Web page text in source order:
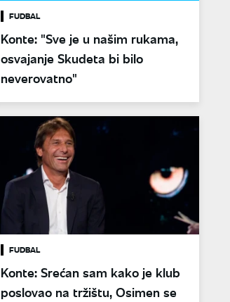
FUDBAL
Konte: "Sve je u našim rukama,
osvajanje Skudeta bi bilo
neverovatno"
FUDBAL
Konte: Srećan sam kako je klub
poslovao na tržištu, Osimen se